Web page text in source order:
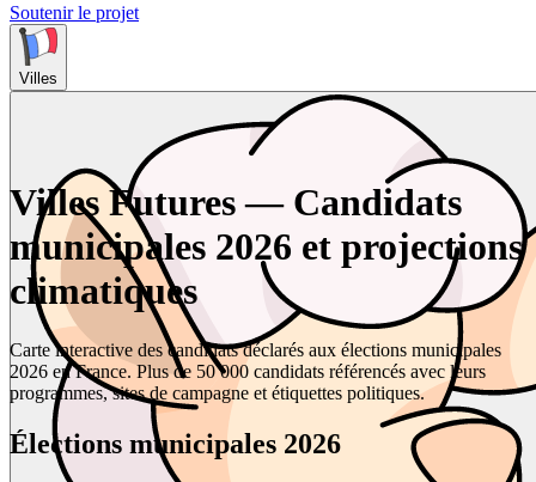
Soutenir le projet
Villes
Villes Futures — Candidats
municipales 2026 et projections
climatiques
Carte interactive des candidats déclarés aux élections municipales
2026 en France. Plus de 50 000 candidats référencés avec leurs
programmes, sites de campagne et étiquettes politiques.
Élections municipales 2026